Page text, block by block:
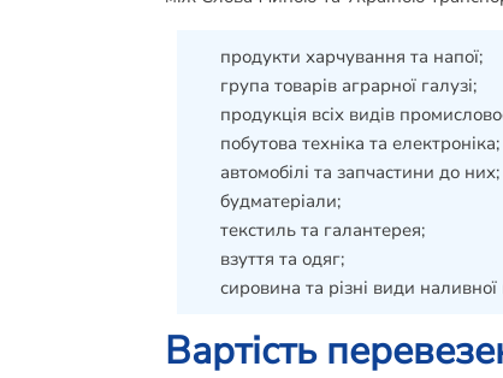
продукти харчування та напої;
група товарів аграрної галузі;
продукція всіх видів
побутова техніка та електроніка;
автомобілі та запчастини до них;
будматеріали;
текстиль та галантерея;
взуття та одяг;
сировина та різні види наливної
Вартість